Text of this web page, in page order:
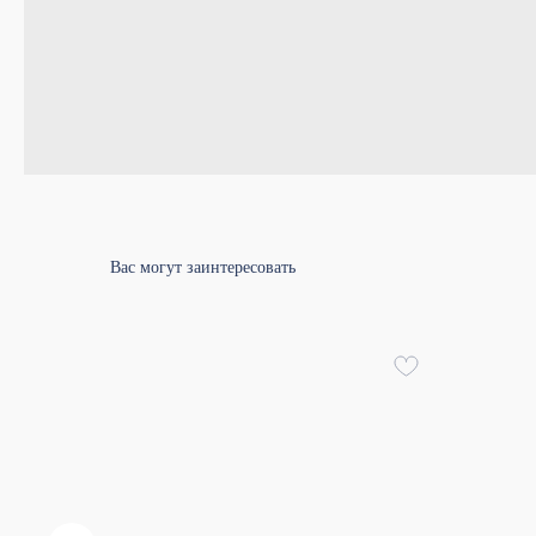
Вас могут заинтересовать